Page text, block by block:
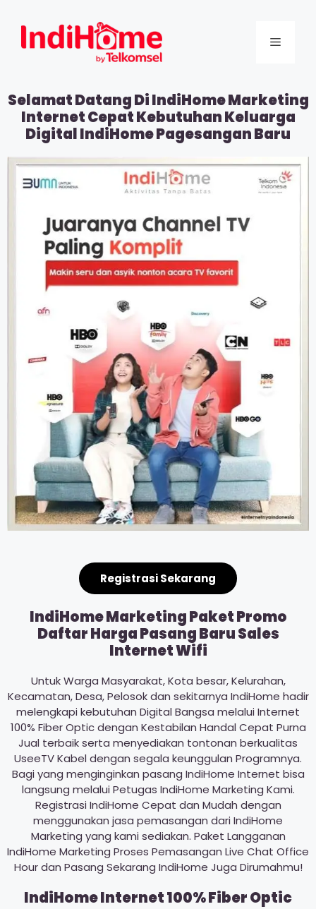
Selamat Datang Di IndiHome Marketing
Internet Cepat Kebutuhan Keluarga
Digital IndiHome Pagesangan Baru
Registrasi Sekarang
IndiHome Marketing Paket Promo
Daftar Harga Pasang Baru Sales
Internet Wifi
Untuk Warga Masyarakat, Kota besar, Kelurahan,
Kecamatan, Desa, Pelosok dan sekitarnya IndiHome hadir
melengkapi kebutuhan Digital Bangsa melalui Internet
100% Fiber Optic dengan Kestabilan Handal Cepat Purna
Jual terbaik serta menyediakan tontonan berkualitas
UseeTV Kabel dengan segala keunggulan Programnya.
Bagi yang menginginkan pasang IndiHome Internet bisa
langsung melalui Petugas IndiHome Marketing Kami.
Registrasi IndiHome Cepat dan Mudah dengan
menggunakan jasa pemasangan dari IndiHome
Marketing yang kami sediakan. Paket Langganan
IndiHome Marketing Proses Pemasangan Live Chat Office
Hour dan Pasang Sekarang IndiHome Juga Dirumahmu!
IndiHome Internet 100% Fiber Optic